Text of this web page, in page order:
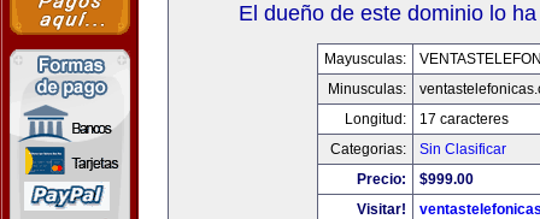
El dueño de este dominio lo
Mayusculas:
Minusculas:
Longitud:
17 caracteres
Categorias:
Sin Clasificar
Precio:
$999.00
Visitar!